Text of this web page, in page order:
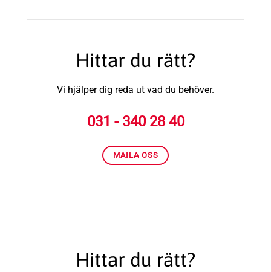
Hittar du rätt?
Vi hjälper dig reda ut vad du behöver.
031 - 340 28 40
MAILA OSS
Hittar du rätt?